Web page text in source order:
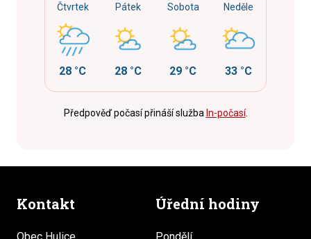
Čtvrtek
28 °C
Pátek
28 °C
Sobota
29 °C
Neděle
33 °C
Předpověď počasí přináší služba In-počasí.
Kontakt Úřední hodiny